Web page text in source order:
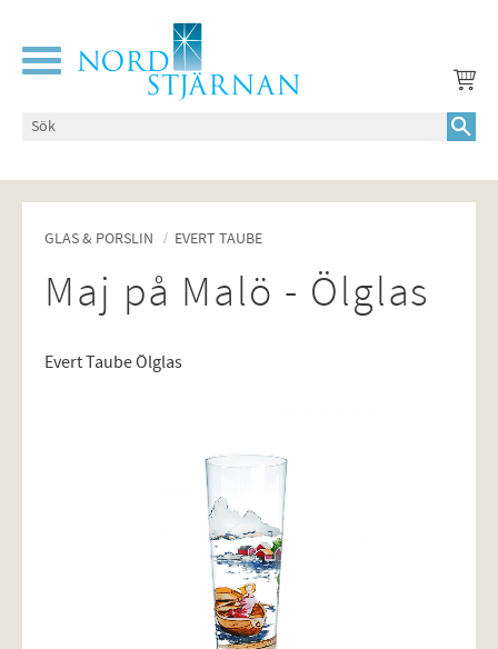
Meny
GLAS & PORSLIN EVERT TAUBE
Maj på Malö - Ölglas
Evert Taube Ölglas